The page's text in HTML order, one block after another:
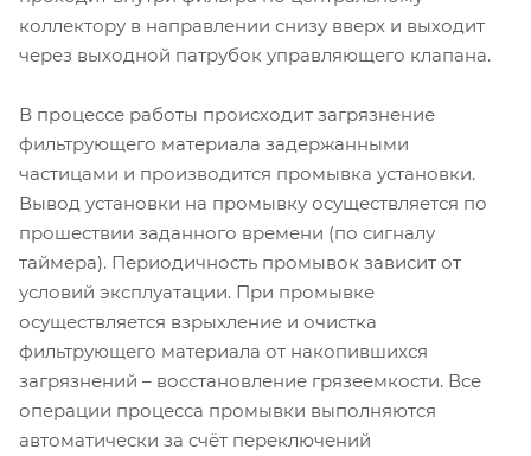
коллектору в направлении снизу вверх и выходит
через выходной патрубок управляющего клапана.
В процессе работы происходит загрязнение
фильтрующего материала задержанными
частицами и производится промывка установки.
Вывод установки на промывку осуществляется по
прошествии заданного времени (по сигналу
таймера). Периодичность промывок зависит от
условий эксплуатации. При промывке
осуществляется взрыхление и очистка
фильтрующего материала от накопившихся
загрязнений – восстановление грязеемкости. Все
операции процесса промывки выполняются
автоматически за счёт переключений